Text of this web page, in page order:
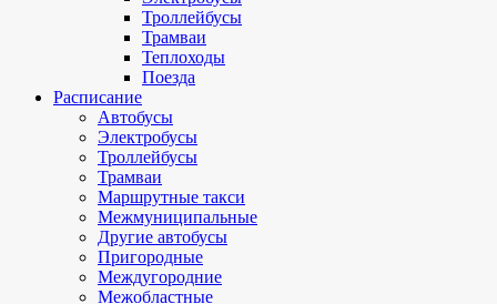
Троллейбусы
Трамваи
Теплоходы
Поезда
Расписание
Автобусы
Электробусы
Троллейбусы
Трамваи
Маршрутные такси
Межмуниципальные
Другие автобусы
Пригородные
Междугородние
Межобластные